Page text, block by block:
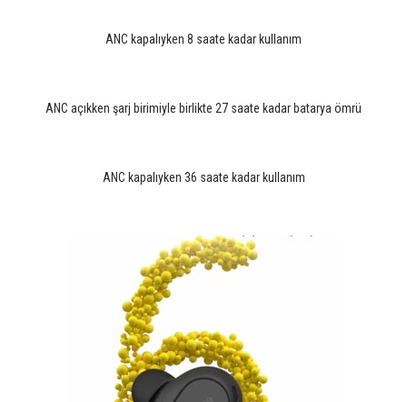
ANC kapalıyken 8 saate kadar kullanım
ANC açıkken şarj birimiyle birlikte 27 saate kadar batarya ömrü
ANC kapalıyken 36 saate kadar kullanım